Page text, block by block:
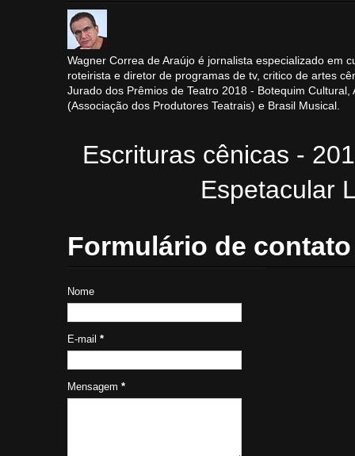
Wagner Correa de Araújo é jornalista especializado em
roteirista e diretor de programas de tv, critico de artes
Jurado dos Prêmios de Teatro 2018 - Botequim Cultural,
(Associação dos Produtores Teatrais) e Brasil Musical.
Escrituras cênicas -
Espetacular
Formulário de contato
Nome
E-mail *
Mensagem *